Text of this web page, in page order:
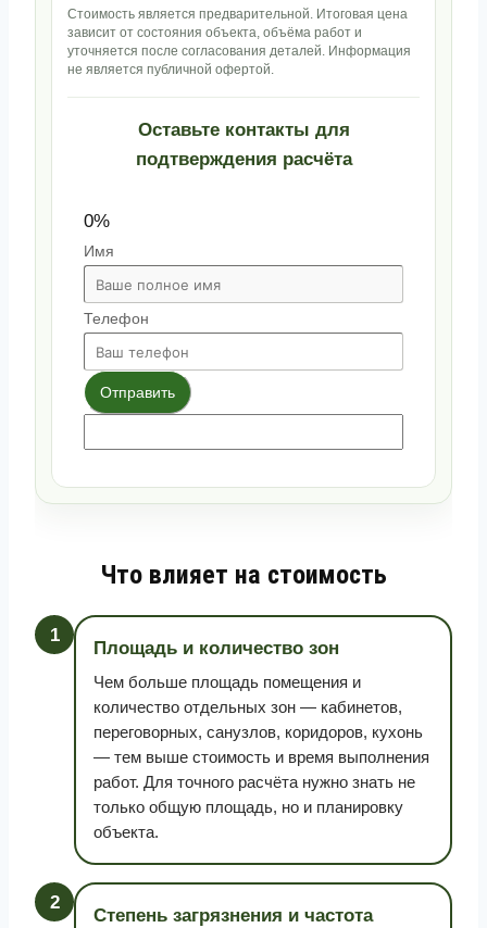
Стоимость является предварительной. Итоговая цена
зависит от состояния объекта, объёма работ и
уточняется после согласования деталей. Информация
не является публичной офертой.
Оставьте контакты для
подтверждения расчёта
0%
Имя
Телефон
Отправить
Что влияет на стоимость
1
Площадь и количество зон
Чем больше площадь помещения и
количество отдельных зон — кабинетов,
переговорных, санузлов, коридоров, кухонь
— тем выше стоимость и время выполнения
работ. Для точного расчёта нужно знать не
только общую площадь, но и планировку
объекта.
2
Степень загрязнения и частота